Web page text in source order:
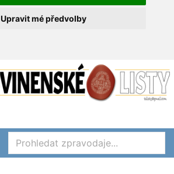
Upravit mé předvolby